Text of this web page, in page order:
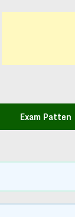
Exam Patten